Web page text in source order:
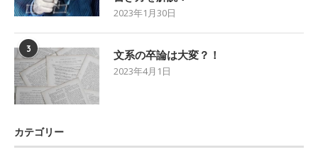
2023年1月30日
3 文系の卒論は大変？！
2023年4月1日
カテゴリー